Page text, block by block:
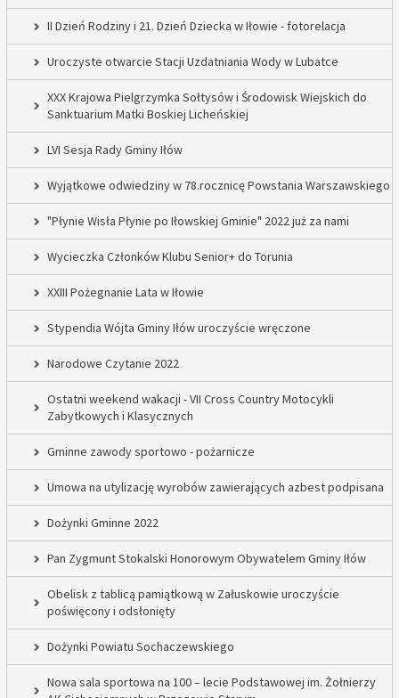
II Dzień Rodziny i 21. Dzień Dziecka w Iłowie - fotorelacja
Uroczyste otwarcie Stacji Uzdatniania Wody w Lubatce
XXX Krajowa Pielgrzymka Sołtysów i Środowisk Wiejskich do
Sanktuarium Matki Boskiej Licheńskiej
LVI Sesja Rady Gminy Iłów
Wyjątkowe odwiedziny w 78.rocznicę Powstania Warszawskiego
"Płynie Wisła Płynie po Iłowskiej Gminie" 2022 już za nami
Wycieczka Członków Klubu Senior+ do Torunia
XXIII Pożegnanie Lata w Iłowie
Stypendia Wójta Gminy Iłów uroczyście wręczone
Narodowe Czytanie 2022
Ostatni weekend wakacji - VII Cross Country Motocykli
Zabytkowych i Klasycznych
Gminne zawody sportowo - pożarnicze
Umowa na utylizację wyrobów zawierających azbest podpisana
Dożynki Gminne 2022
Pan Zygmunt Stokalski Honorowym Obywatelem Gminy Iłów
Obelisk z tablicą pamiątkową w Załuskowie uroczyście
poświęcony i odsłonięty
Dożynki Powiatu Sochaczewskiego
Nowa sala sportowa na 100 – lecie Podstawowej im. Żołnierzy